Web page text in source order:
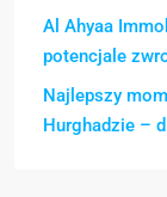
Al Ahyaa
potencjale
Najlepszy
Hurghadzie –